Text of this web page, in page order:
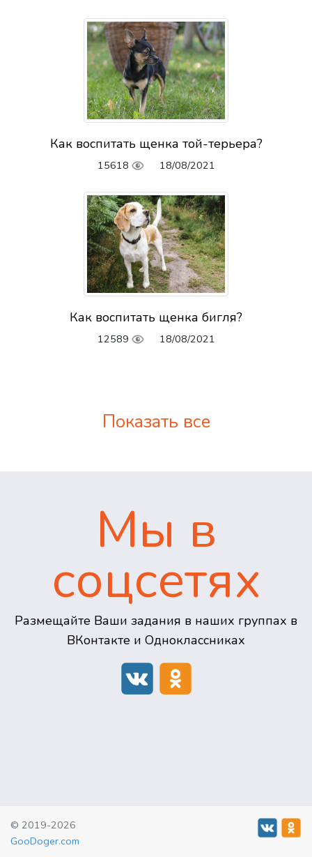
Как воспитать щенка той-терьера?
15618 18/08/2021
Как воспитать щенка бигля?
12589 18/08/2021
Показать все
Мы в
соцсетях
Размещайте Ваши задания в наших группах в
ВКонтакте и Одноклассниках
© 2019-2026
GooDoger.com